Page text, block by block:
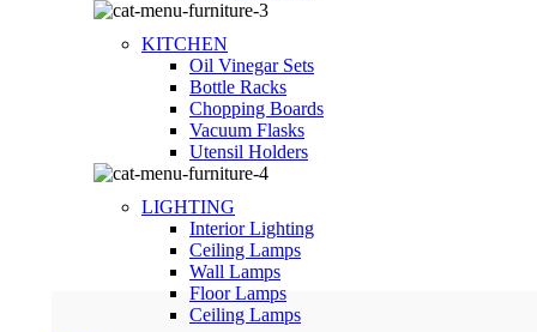
KITCHEN
Oil Vinegar Sets
Bottle Racks
Chopping Boards
Vacuum Flasks
Utensil Holders
LIGHTING
Interior Lighting
Ceiling Lamps
Wall Lamps
Floor Lamps
Ceiling Lamps